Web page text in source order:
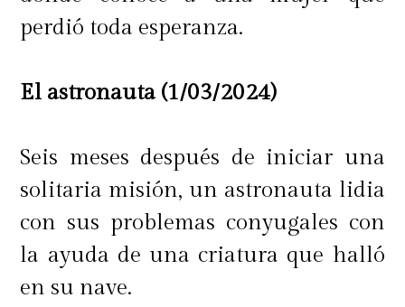
perdió toda esperanza.
El astronauta (1/03/2024)
Seis meses después de iniciar una
solitaria misión, un astronauta lidia
con sus problemas conyugales con
la ayuda de una criatura que halló
en su nave.